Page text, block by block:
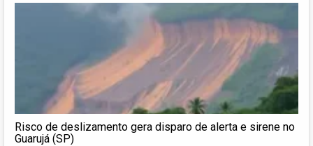
Risco de deslizamento gera disparo de alerta e sirene no
Guarujá (SP)